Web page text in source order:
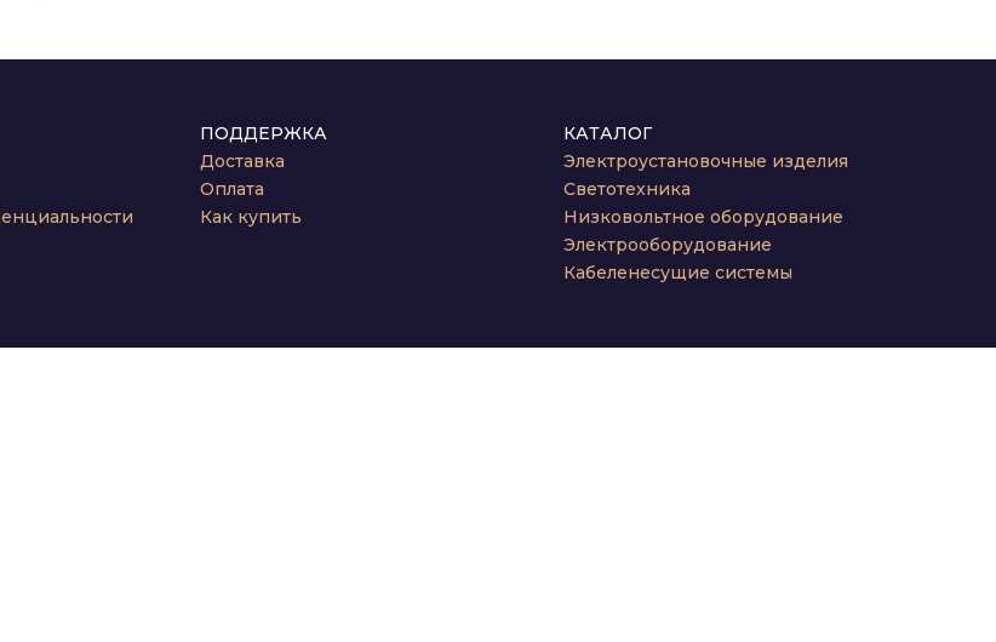
ПОДДЕРЖКА
Доставка
Оплата
Как купить
КАТАЛОГ
Электроустановочные изделия
Светотехника
Низковольтное оборудование
Электрооборудование
Кабеленесущие системы